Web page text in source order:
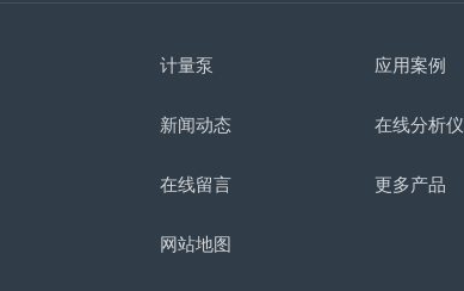
计量泵 应用案例
新闻动态 在线分析仪
在线留言 更多产品
网站地图